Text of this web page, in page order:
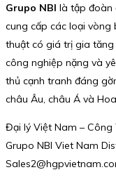
Grupo NBI là tập đoàn
cung cấp các loại vòng
thuật có giá trị gia tăng
công nghiệp nặng và
thủ cạnh tranh đáng
châu Âu, châu Á và Hoa
Đại lý Việt Nam – Công
Grupo NBI Viet Nam